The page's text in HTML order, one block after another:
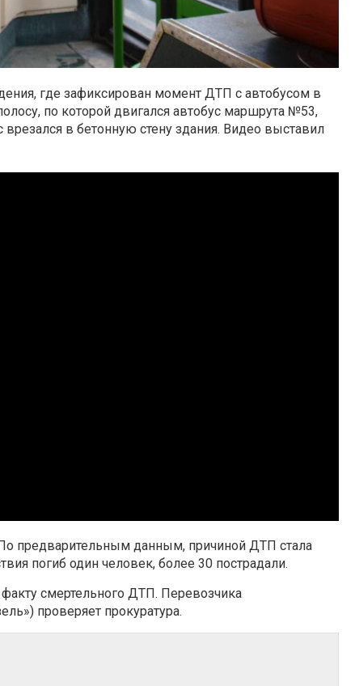
где зафиксирован момент ДТП с автобусом в
по которой двигался автобус маршрута №53,
в бетонную стену здания. Видео выставил
предварительным данным, причиной ДТП стала
погиб один человек, более 30 пострадали.
факту смертельного ДТП. Перевозчика
проверяет прокуратура.